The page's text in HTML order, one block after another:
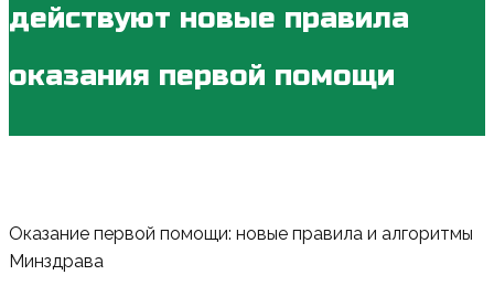
действуют новые правила
оказания первой помощи
Оказание первой помощи: новые правила и алгоритмы
Минздрава